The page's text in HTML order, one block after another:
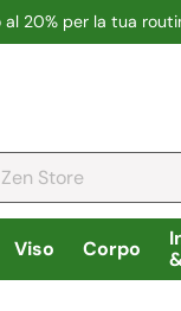
20% per la tua
Viso Corpo